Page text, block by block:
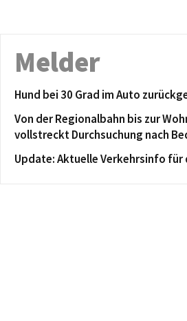
Melder
Hund bei 30 Grad im Auto
Von der Regionalbahn bis zur
vollstreckt Durchsuchung nach
Update: Aktuelle Verkehrsinfo für